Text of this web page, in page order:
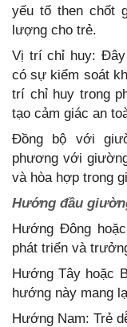
yếu tố then chốt
lượng cho trẻ.
Vị trí chỉ huy:
có sự kiểm soát
trí chỉ huy trong
tạo cảm giác an
Đồng bộ với
phương với
và hòa hợp trong
Hướng đầu
Hướng Đông
phát triển và
Hướng Tây hoặc
hướng này mang
Hướng Nam: Trẻ